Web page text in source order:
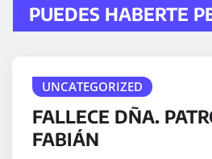
PUEDES HABERTE
UNCATEGORIZED
FALLECE DÑA.
FABIÁN